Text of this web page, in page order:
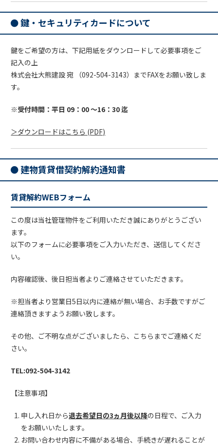
鍵・セキュリティカードについて
鍵をご希望の方は、下記用紙をダウンロードして必要事項をご
記入の上
株式会社大熊建設 宛 （092-504-3143）までFAXをお願い致しま
す。
※受付時間：平日 09：00 ～16：30 迄
＞ダウンロードはこちら (PDF)
建物賃貸借契約解約通知書
賃貸解約WEBフォーム
この度は当社管理物件をご利用いただき誠にありがとうござい
ます。
以下のフォームに必要事項をご入力いただき、送信してくださ
い。
内容確認後、後日担当者よりご連絡させていただきます。
※担当者より営業日5日以内に連絡が無い場合、お手数ですがご
連絡頂きますようお願い致します。
その他、ご不明な点がございましたら、こちらまでご連絡くだ
さい。
TEL:092-504-3142
【注意事項】
申し入れ日から退去希望日の3ヵ月後以降の日程で、ご入力
をお願いいたします。
お問い合わせ内容に不備がある場合、手続きが遅れることが